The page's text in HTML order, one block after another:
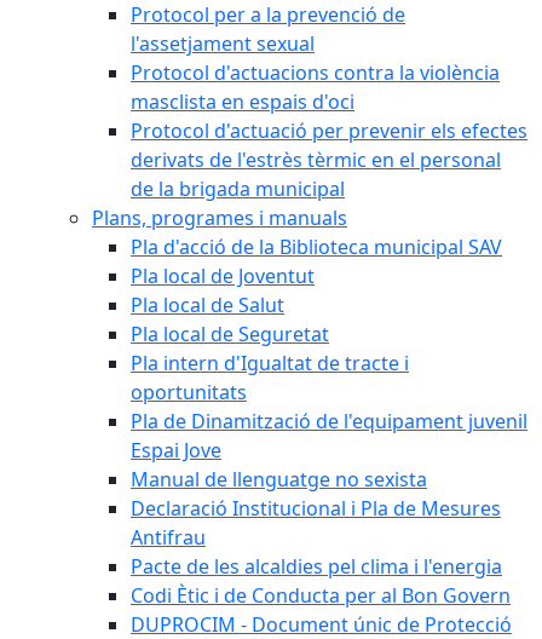
Protocol per a la prevenció de
l'assetjament sexual
Protocol d'actuacions contra la violència
masclista en espais d'oci
Protocol d'actuació per prevenir els efectes
derivats de l'estrès tèrmic en el personal
de la brigada municipal
Plans, programes i manuals
Pla d'acció de la Biblioteca municipal SAV
Pla local de Joventut
Pla local de Salut
Pla local de Seguretat
Pla intern d'Igualtat de tracte i
oportunitats
Pla de Dinamització de l'equipament juvenil
Espai Jove
Manual de llenguatge no sexista
Declaració Institucional i Pla de Mesures
Antifrau
Pacte de les alcaldies pel clima i l'energia
Codi Ètic i de Conducta per al Bon Govern
DUPROCIM - Document únic de Protecció